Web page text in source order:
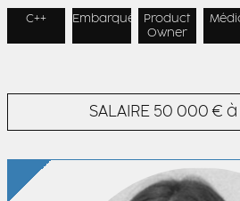
C++ Embarqué
Product
Owner
SALAIRE 50 000 €